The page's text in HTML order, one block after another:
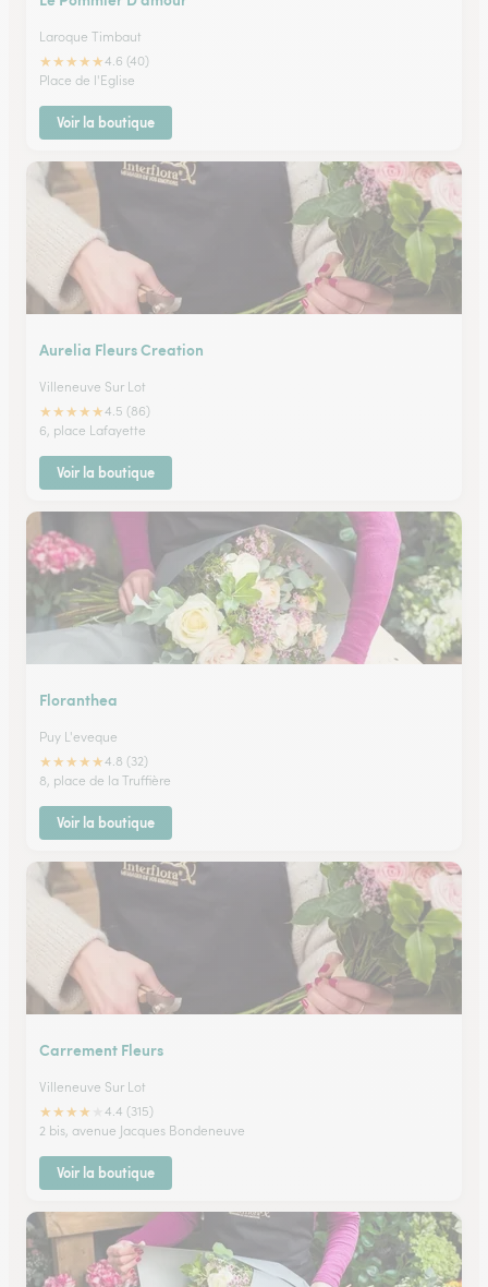
Laroque Timbaut
★★★★★4.6 (40)
Place de l'Eglise
Voir la boutique
Aurelia Fleurs Creation
Villeneuve Sur Lot
★★★★★4.5 (86)
6, place Lafayette
Voir la boutique
Floranthea
Puy L'eveque
★★★★★4.8 (32)
8, place de la Truffière
Voir la boutique
Carrement Fleurs
Villeneuve Sur Lot
★★★★
4.4 (315)
2 bis, avenue Jacques Bondeneuve
Voir la boutique